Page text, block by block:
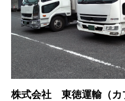
株式会社 東徳運輸（